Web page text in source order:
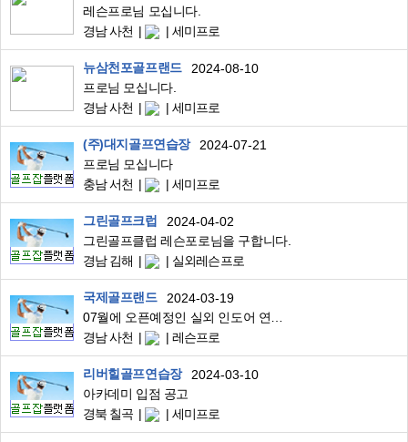
레슨프로님 모십니다.
경남 사천
세미프로
뉴삼천포골프랜드
2024-08-10
프로님 모십니다.
경남 사천
세미프로
(주)대지골프연습장
2024-07-21
프로님 모십니다
충남 서천
세미프로
그린골프크럽
2024-04-02
그린골프클럽 레슨포로님을 구합니다.
경남 김해
실외레슨프로
국제골프랜드
2024-03-19
경남 사천
레슨프로
리버힐골프연습장
2024-03-10
아카데미 입점 공고
경북 칠곡
세미프로